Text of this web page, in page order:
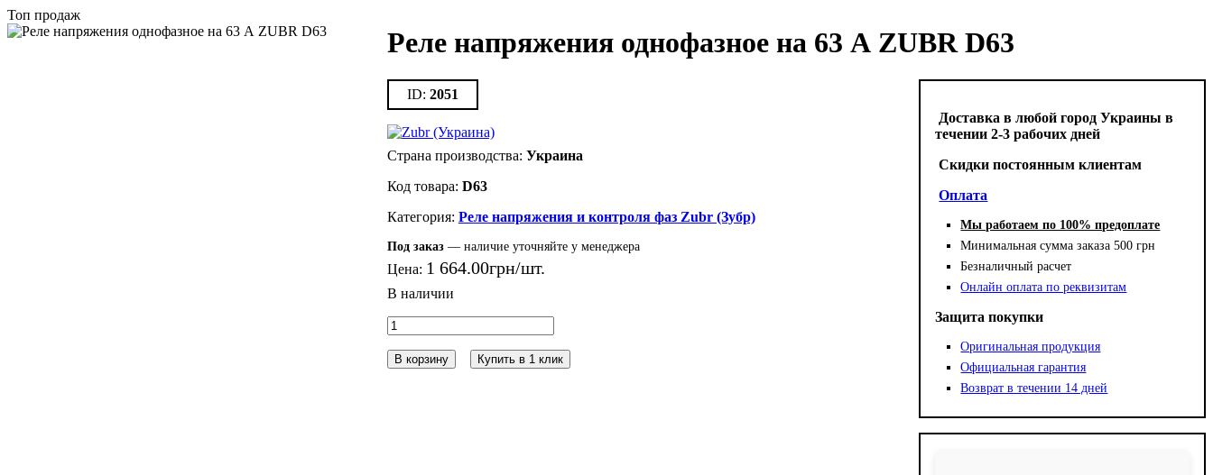
Топ продаж
Реле напряжения однофазное на 63 А ZUBR D63
2051
Украина
D63
Реле напряжения и контроля фаз Zubr (Зубр)
Под заказ— наличие уточняйте у менеджера
Цена: 1 664.00грн
В корзину Купить в 1 клик
Доставка в любой город Украины в
течении 2-3 рабочих дней
Cкидки постоянным клиентам
Оплата
Мы работаем по 100% предоплате
Минимальная сумма заказа 500 грн
Безналичный расчет
Онлайн оплата по реквизитам
Защита покупки
Оригинальная продукция
Официальная гарантия
Возврат в течении 14 дней